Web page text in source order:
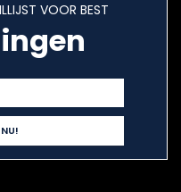
VOOR BEST